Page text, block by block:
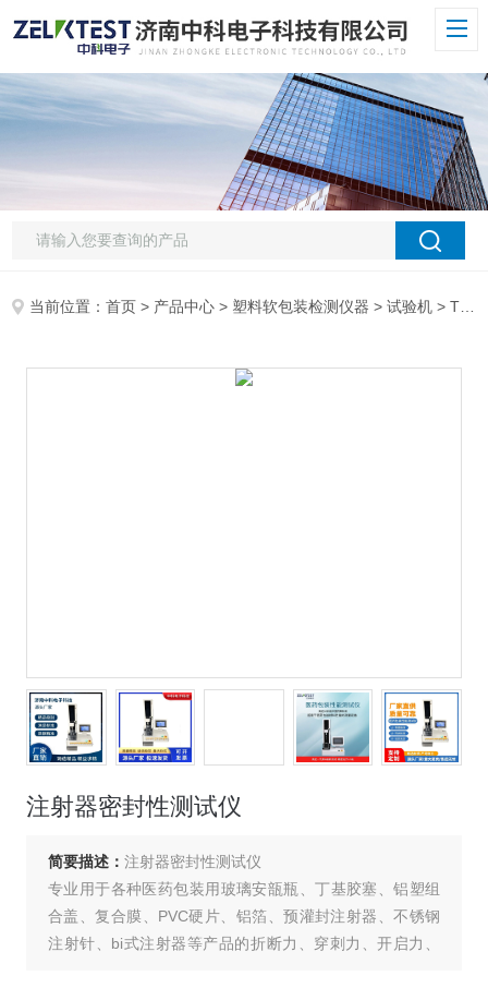
当前位置：首页 > 产品中心 > 塑料软包装检测仪器 >试验机 > TMP-02注射器密封性测试仪
注射器密封性测试仪
简要描述： 注射器密封性测试仪
专业用于各种医药包装用玻璃安瓿瓶、丁基胶塞、铝塑组
合盖、复合膜、PVC硬片、铝箔、预灌封注射器、不锈钢
注射针、bi式注射器等产品的折断力、穿刺力、开启力、